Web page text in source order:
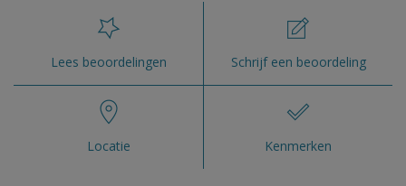
Lees beoordelingen Schrijf een beoordeling
Locatie Kenmerken